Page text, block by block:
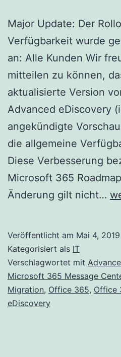
Major Update: Der
Verfügbarkeit wurde
an: Alle Kunden Wir
mitteilen zu können,
aktualisierte Version
Advanced eDiscovery
angekündigte
die allgemeine
Diese Verbesserung
Microsoft 365
Änderung gilt nicht…
Veröffentlicht am Mai 4, 2019
Kategorisiert als IT
Verschlagwortet mit
Microsoft 365 Message
Migration, Office 365, Office
eDiscovery